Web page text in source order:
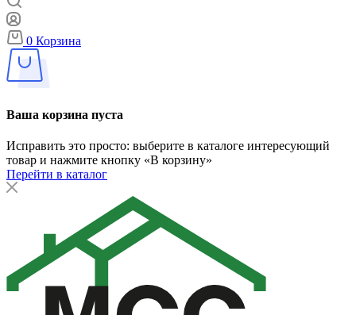
0 Корзина
Ваша корзина пуста
Исправить это просто: выберите в каталоге интересующий
товар и нажмите кнопку «В корзину»
Перейти в каталог